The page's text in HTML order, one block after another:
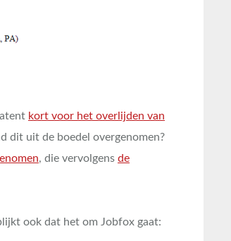
kort voor het overlijden van
dit uit de boedel overgenomen?
, die vervolgens de
ook dat het om Jobfox gaat: